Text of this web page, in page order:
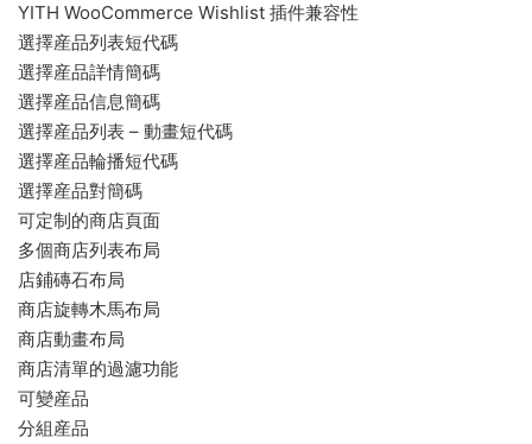
YITH WooCommerce Wishlist 插件兼容性
選擇産品列表短代碼
選擇産品詳情簡碼
選擇産品信息簡碼
選擇産品列表 – 動畫短代碼
選擇産品輪播短代碼
選擇産品對簡碼
可定制的商店頁面
多個商店列表布局
店鋪磚石布局
商店旋轉木馬布局
商店動畫布局
商店清單的過濾功能
可變産品
分組産品